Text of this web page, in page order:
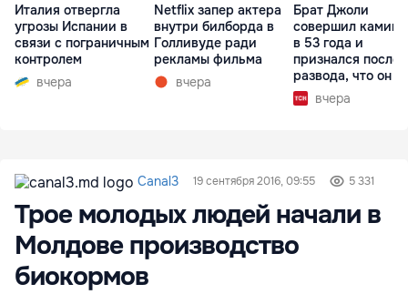
Италия отвергла
угрозы Испании в
связи с пограничным
контролем
вчера
Netflix запер актера
внутри билборда в
Голливуде ради
рекламы фильма
вчера
Брат Джоли
совершил
в 53 года и
признался после
развода, что он
вчера
Canal3 19 сентября 2016, 09:55 5 331
Трое молодых людей начали в
Молдове производство
биокормов